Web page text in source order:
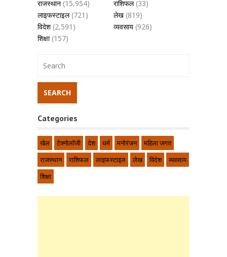
राजस्थान (15,954) राशिफल(33)
लाइफस्टाइल(721) लेख (819)
विदेश(2,591) व्यवसाय (926)
शिक्षा(157)
Categories
खेल टेक्नोलॉजी देश धर्म मनोरंजन
महिला जगत
राजस्थान
राशिफल लाइफस्टाइल लेख विदेश
व्यवसाय
शिक्षा